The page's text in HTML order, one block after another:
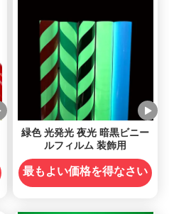
緑色 光発光 夜光 暗黒ビニー
ルフィルム 装飾用
最もよい価格を得なさい